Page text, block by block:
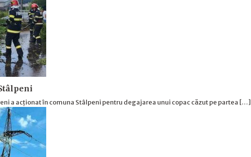
a acționat în comuna Stâlpeni pentru degajarea unui copac căzut pe partea […]